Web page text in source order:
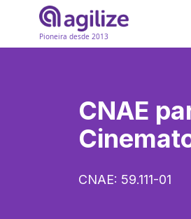
Pioneira desde 2013
CNAE
CNAE: 59.111-01